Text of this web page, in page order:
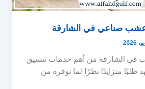
صناعي في الشارقة
في الشارقة من أهم خدمات تنسيق
طلبًا متزايدًا نظرًا لما توفره من